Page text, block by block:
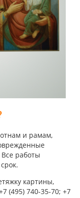
и рамам,
работы
картины,
(495) 740-35-70; +7